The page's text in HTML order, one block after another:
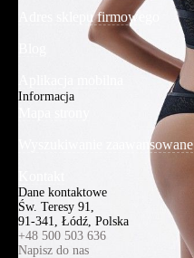
Adres sklepu firmowego
Informacja
Wyszukiwanie zaawansowane
Dane kontaktowe
Św. Teresy 91,
91-341, Łódź, Polska
+48 500 503 636
Napisz do nas